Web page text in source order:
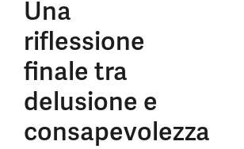
Una
riflessione
finale tra
delusione e
consapevolezza